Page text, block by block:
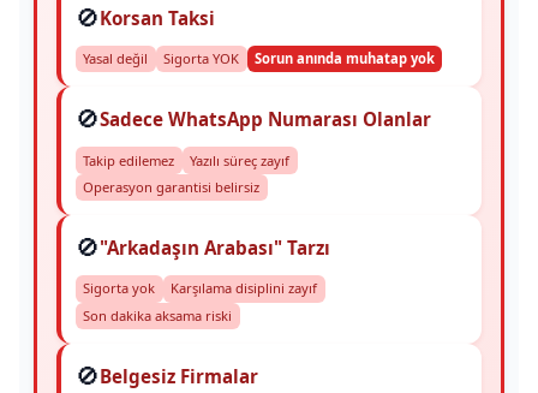
🚫Korsan Taksi
Yasal değil Sigorta YOK Sorun anında muhatap yok
🚫Sadece WhatsApp Numarası Olanlar
Takip edilemez
Yazılı süreç zayıf
Operasyon garantisi belirsiz
🚫"Arkadaşın Arabası" Tarzı
Sigorta yok
Karşılama disiplini zayıf
Son dakika aksama riski
🚫Belgesiz Firmalar